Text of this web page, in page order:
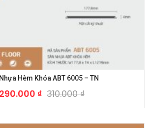
Hèm Khóa ABT 6005 – TN
310.000₫
290.000 ₫